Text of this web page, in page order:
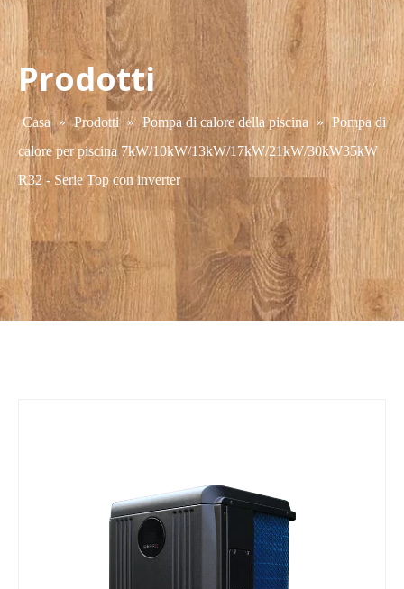
Prodotti
Casa » Prodotti » Pompa di calore della piscina » Pompa di
calore per piscina 7kW/10kW/13kW/17kW/21kW/30kW35kW
R32 - Serie Top con inverter